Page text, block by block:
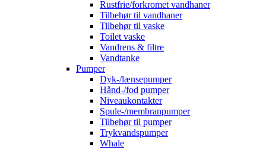
Rustfrie/forkromet vandhaner
Tilbehør til vandhaner
Tilbehør til vaske
Toilet vaske
Vandrens & filtre
Vandtanke
Pumper
Dyk-/lænsepumper
Hånd-/fod pumper
Niveaukontakter
Spule-/membranpumper
Tilbehør til pumper
Trykvandspumper
Whale